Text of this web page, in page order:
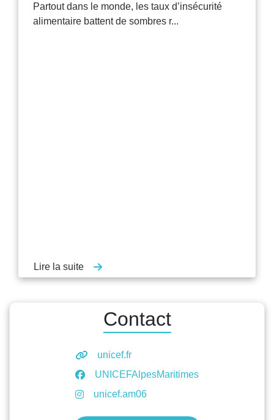
Partout dans le monde, les taux d’insécurité
alimentaire battent de sombres r...
Lire la suite
Contact
unicef.fr
UNICEFAlpesMaritimes
unicef.am06